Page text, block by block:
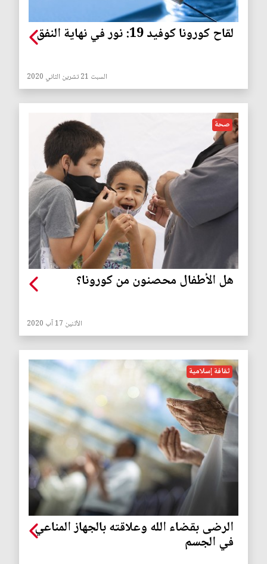
لقاح كورونا كوفيد 19: نور في نهاية النفق
السبت 21 تشرين الثاني 2020
صحة
هل الأطفال محصنون من كورونا؟
الأثنين 17 آب 2020
ثقافة إسلامية
الرضى بقضاء الله وعلاقته بالجهاز المناعي
في الجسم